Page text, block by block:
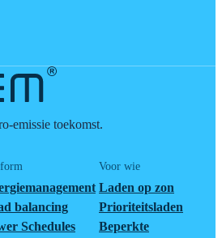
emissie toekomst.
balancing
Schedules
Voor wie
Laden op zon
Prioriteitsladen
Beperkte